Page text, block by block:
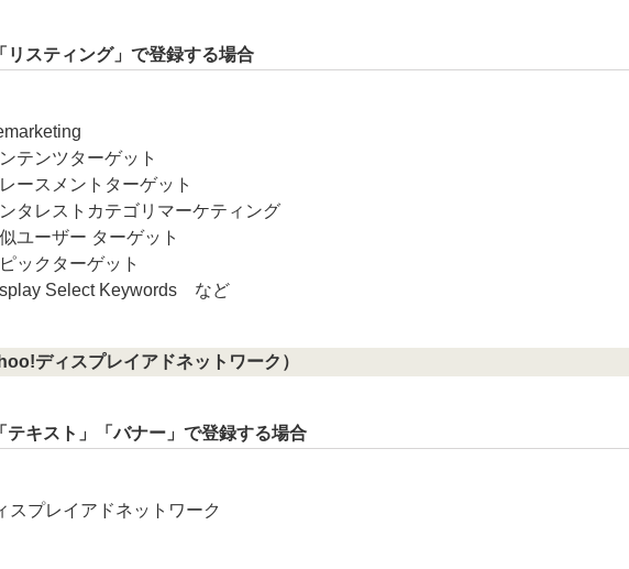
リスティング」で登録する場合
テンツターゲット
ースメントターゲット
タレストカテゴリマーケティング
ユーザー ターゲット
ックターゲット
Select Keywords など
ディスプレイアドネットワーク）
テキスト」「バナー」で登録する場合
スプレイアドネットワーク